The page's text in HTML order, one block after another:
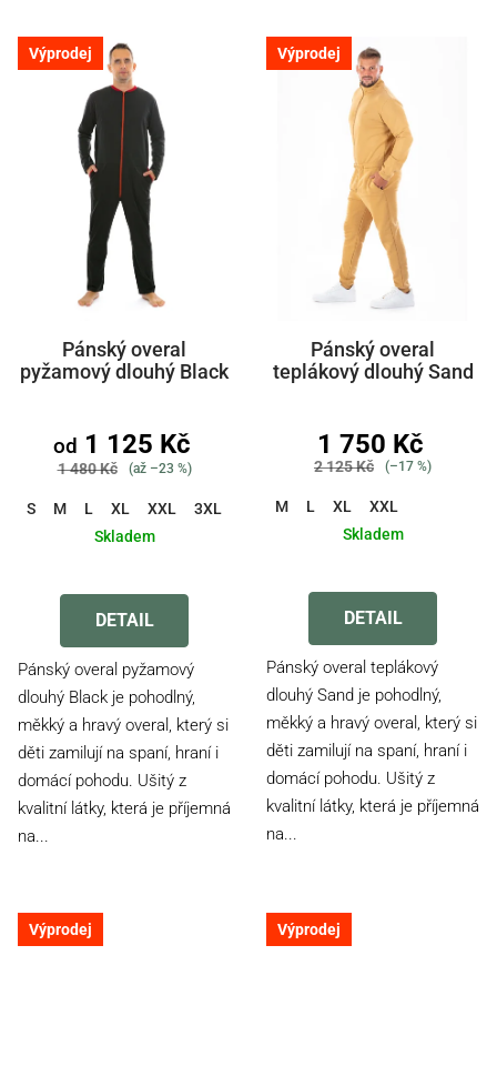
Výprodej
Pánský overal
pyžamový dlouhý Black
od 1 125 Kč
1 480 Kč (až –23 %)
S M L XL XXL 3XL 5XL
6XL
Skladem
hodnocení
produktu
3,9
z
5
hvězdiček.
DETAIL
Pánský overal pyžamový
dlouhý Black je pohodlný,
měkký a hravý overal, který si
děti zamilují na spaní, hraní i
domácí pohodu. Ušitý z
kvalitní látky, která je příjemná
na...
Výprodej
Pánský overal
teplákový dlouhý Sand
1 750 Kč
2 125 Kč (–17 %)
M L XL
XXL
Skladem
hodnocení
produktu
5,0
5
hvězdiček.
DETAIL
Pánský overal teplákový
dlouhý Sand je pohodlný,
měkký a hravý overal, který si
děti zamilují na spaní, hraní i
domácí pohodu. Ušitý z
kvalitní látky, která je příjemná
na...
Výprodej Výprodej